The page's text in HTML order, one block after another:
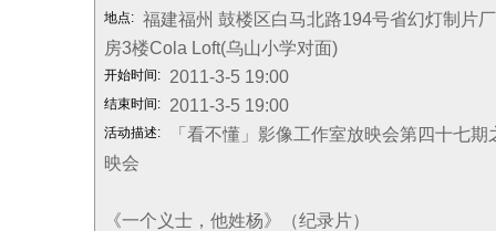
地点: 福建福州 鼓楼区白马北路194号省幻灯制片
房3楼Cola Loft(乌山小学对面)
开始时间: 2011-3-5 19:00
结束时间: 2011-3-5 19:00
活动描述:
「看不懂」影像工作室放映会第四十七
映会
《一个义士，他姓杨》（纪录片）